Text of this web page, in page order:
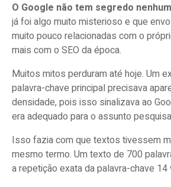
rankeamento?
A palavra chave está presente no
subdomínio
Tempo de registro do domínio
Histórico do domínio
Fatores de SEO relacionados ao
estrutura da página
O Google não tem segredo
já foi algo muito misterioso e que
muito pouco relacionadas com o
mais com o SEO da época.
Muitos mitos perduram até hoje. Um
palavra-chave principal precisava
densidade, pois isso sinalizava ao
era adequado para o assunto
Isso fazia com que textos tivessem
mesmo termo. Um texto de 700
a repetição exata da palavra-chave 14